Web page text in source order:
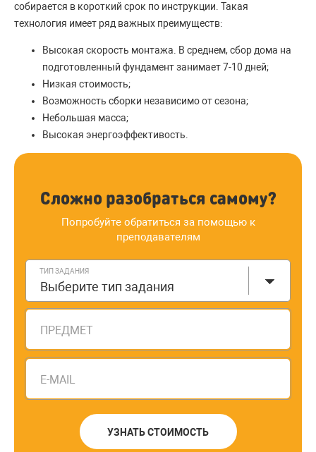
собирается в короткий срок по инструкции. Такая
технология имеет ряд важных преимуществ:
Высокая скорость монтажа. В среднем, сбор дома на
подготовленный фундамент занимает 7-10 дней;
Низкая стоимость;
Возможность сборки независимо от сезона;
Небольшая масса;
Высокая энергоэффективость.
Сложно разобраться самому?
Попробуйте обратиться за помощью к
преподавателям
ТИП ЗАДАНИЯ
Выберите тип задания
ПРЕДМЕТ
E-MAIL
УЗНАТЬ СТОИМОСТЬ